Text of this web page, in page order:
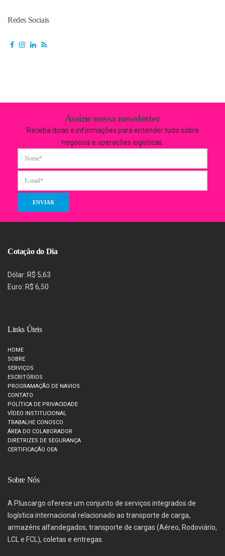
Redes Sociais
Assine nossa newsletter
Receba dicas e informações para entender tudo sobre
negócios e operações logísticas.
Cotação do Dia
Dólar: R$ 5,63
Euro: R$ 6,50
Links Úteis
HOME
SOBRE
SERVIÇOS
ESCRITÓRIOS
PROGRAMAÇÃO DE NAVIOS
CONTATO
POLÍTICA DE PRIVACIDADE
VÍDEO INSTITUCIONAL
TRABALHE CONOSCO
ÁREA DO COLABORADOR
DIRETRIZES DE SEGURANÇA
CERTIFICAÇÃO OEA
Sobre Nós
A Pluscargo oferece um conjunto de serviços integrados de
logística internacional relacionado ao transporte de carga,
armazéns alfandegados, transporte de cargas (Aéreo, Rodoviário,
LCL e FCL), coletas e entregas.